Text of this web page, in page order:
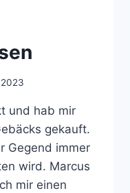
und hab mir
gekauft.
Gegend immer
wird. Marcus
mir einen